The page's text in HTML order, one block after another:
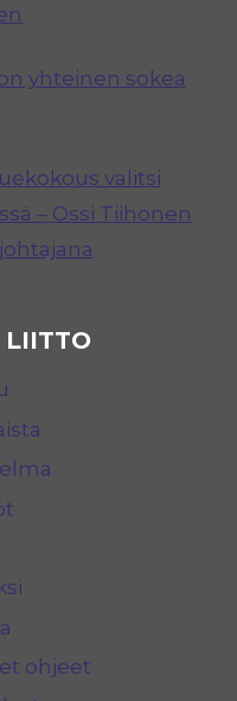
yhteinen sokea
valitsi
– Ossi Tiihonen
LIITTO
ohjeet